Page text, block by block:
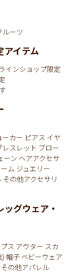
ルーツ
アイテム
インショップ限定
カー ピアス イヤ
レスレット ブロー
ーン ヘアアクセサ
ム ジュエリー
その他アクセサリ
ッグウェア・
ス アウター スカ
) 帽子 ベビーウェア
その他アパレル